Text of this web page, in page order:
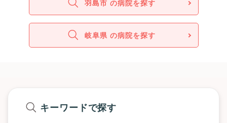
羽島市 の病院を探す
岐阜県 の病院を探す
キーワードで探す